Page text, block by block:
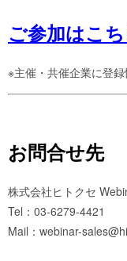
ご参加はこ
※主催・共催企業に登
お問合せ先
株式会社ヒトクセ
Tel：03-6279-4421
Mail：webinar-